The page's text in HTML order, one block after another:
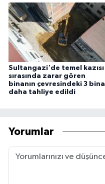
Sultangazi'de temel kazısı
sırasında zarar gören
binanın çevresindeki 3 bina
daha tahliye edildi
Yorumlar